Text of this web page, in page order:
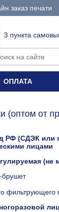
заказ печати
3 пункта
ОПЛАТА
(оптом от
РФ (СДЭК или
лицами
(не
брушет